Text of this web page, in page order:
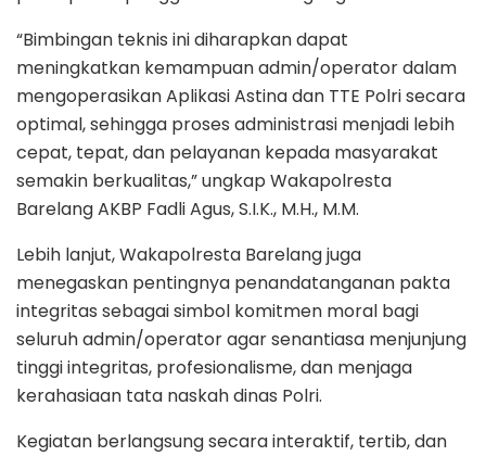
“Bimbingan teknis ini diharapkan dapat
meningkatkan kemampuan admin/operator dalam
mengoperasikan Aplikasi Astina dan TTE Polri secara
optimal, sehingga proses administrasi menjadi lebih
cepat, tepat, dan pelayanan kepada masyarakat
semakin berkualitas,” ungkap Wakapolresta
Barelang AKBP Fadli Agus, S.I.K., M.H., M.M.
Lebih lanjut, Wakapolresta Barelang juga
menegaskan pentingnya penandatanganan pakta
integritas sebagai simbol komitmen moral bagi
seluruh admin/operator agar senantiasa menjunjung
tinggi integritas, profesionalisme, dan menjaga
kerahasiaan tata naskah dinas Polri.
Kegiatan berlangsung secara interaktif, tertib, dan